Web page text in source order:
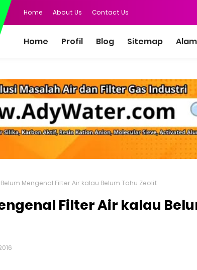
Home About Us Contact Us
Home Profil Blog Sitemap
Mengenal Filter Air kalau Belum Tahu Zeolit
Filter Air kalau